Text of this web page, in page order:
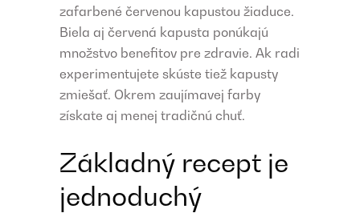
zafarbené červenou kapustou žiaduce.
Biela aj červená kapusta ponúkajú
množstvo benefitov pre zdravie. Ak radi
experimentujete skúste tiež kapusty
zmiešať. Okrem zaujímavej farby
získate aj menej tradičnú chuť.
Základný recept je
jednoduchý